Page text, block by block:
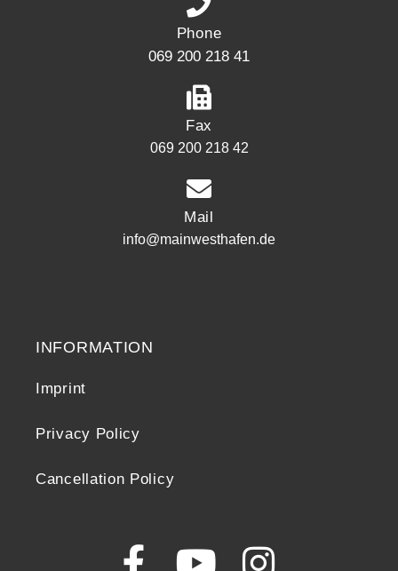
Phone
069 200 218 41
Fax
069 200 218 42
Mail
info@mainwesthafen.de
INFORMATION
Imprint
Privacy Policy
Cancellation Policy